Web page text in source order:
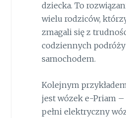
dziecka. To
wielu rodziców,
zmagali się z
codziennych podróży
samochodem.
Kolejnym
jest wózek e-Priam
pełni elektryczny